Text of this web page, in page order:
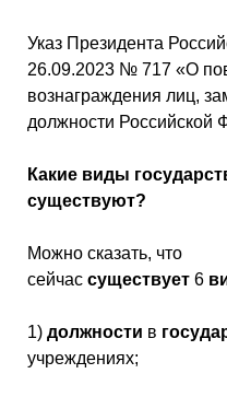
Указ Президента
26.09.2023 № 717 «О
вознаграждения лиц,
должности Российской
Какие виды
существуют?
Можно сказать, что
сейчас существует6
1) должности в
учреждениях;